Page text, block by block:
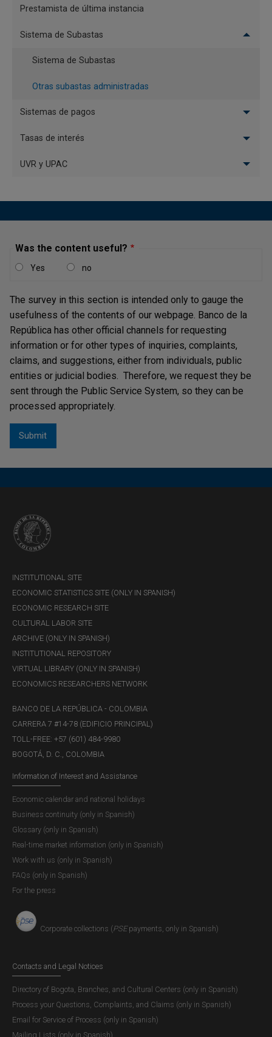
Resolución 4780 del 30 de diciembre de 2014
Resolución 0208 del 29 de enero de 2013
Resolución 3512 del 15 de noviembre de 2012
Resolución 3955 del 28 de diciembre de 2011
Resolución 4003 del 29 de diciembre de 2010
Resolución 3793 del 30 de diciembre de 2009
Resolución 3782 del 29 de diciembre de 2008
Resolución 3781 del 29 de diciembre de 2009
Decreto 5025 del 28 de diciembre de 2009
Boletín núm. 21
Boletín núm. 08
Boletín núm. 45
c. Fogafín
Circular externa 004 de 2001
Prestamista de última instancia
Sistema de Subastas
Sistema de Subastas
Otras subastas administradas
Sistemas de pagos
Tasas de interés
UVR y UPAC
Was the content useful?
Yes no
The survey in this section is intended only to gauge the
usefulness of the contents of our webpage. Banco de la
República has other official channels for requesting
information or for other types of inquiries, complaints,
claims, and suggestions, either from individuals, public
entities or judicial bodies. Therefore, we request they be
sent through the Public Service System, so they can be
processed appropriately.
INSTITUTIONAL SITE
ECONOMIC STATISTICS SITE (ONLY IN SPANISH)
ECONOMIC RESEARCH SITE
CULTURAL LABOR SITE
ARCHIVE (ONLY IN SPANISH)
INSTITUTIONAL REPOSITORY
VIRTUAL LIBRARY (ONLY IN SPANISH)
ECONOMICS RESEARCHERS NETWORK
BANCO DE LA REPÚBLICA - COLOMBIA
CARRERA 7 #14-78 (EDIFICIO PRINCIPAL)
TOLL-FREE: +57 (601) 484-9980
BOGOTÁ, D. C., COLOMBIA
Information of Interest and Assistance
Economic calendar and national holidays
Business continuity (only in Spanish)
Glossary (only in Spanish)
Real-time market information (only in Spanish)
Work with us (only in Spanish)
FAQs (only in Spanish)
For the press
Corporate collections (PSEpayments, only in Spanish)
Contacts and Legal Notices
Directory of Bogota, Branches, and Cultural Centers (only in Spanish)
Process your Questions, Complaints, and Claims (only in Spanish)
Email for Service of Process (only in Spanish)
Mailing Lists (only in Spanish)